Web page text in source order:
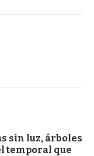
sin luz, árboles
temporal que